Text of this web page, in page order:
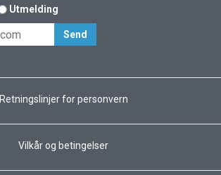
Utmelding
Retningslinjer for personvern
Vilkår og betingelser